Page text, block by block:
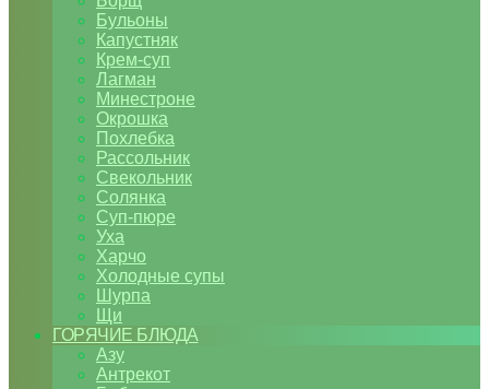
Бульоны
Капустняк
Крем-суп
Лагман
Минестроне
Окрошка
Похлебка
Рассольник
Свекольник
Солянка
Суп-пюре
Уха
Харчо
Холодные супы
Шурпа
Щи
ГОРЯЧИЕ БЛЮДА
Азу
Антрекот